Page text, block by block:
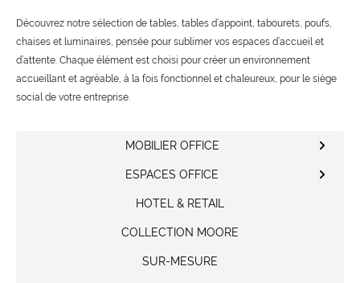
Découvrez notre sélection de tables, tables d’appoint, tabourets, poufs,
chaises et luminaires, pensée pour sublimer vos espaces d’accueil et
d’attente. Chaque élément est choisi pour créer un environnement
accueillant et agréable, à la fois fonctionnel et chaleureux, pour le siège
social de votre entreprise.
MOBILIER OFFICE
ESPACES OFFICE
HOTEL & RETAIL
COLLECTION MOORE
SUR-MESURE